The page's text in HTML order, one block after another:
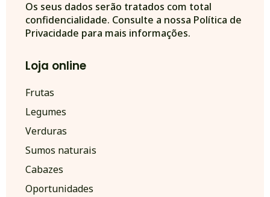
Alternative:
Os seus dados serão tratados com total
confidencialidade. Consulte a nossa Política de
Privacidade para mais informações.
Loja online
Frutas
Legumes
Verduras
Sumos naturais
Cabazes
Oportunidades